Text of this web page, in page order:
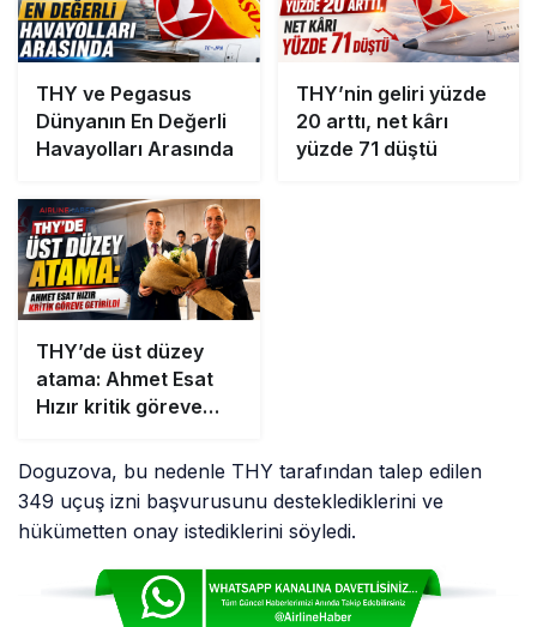
THY ve Pegasus
Dünyanın En Değerli
Havayolları Arasında
THY’nin geliri yüzde
20 arttı, net kârı
yüzde 71 düştü
THY’de üst düzey
atama: Ahmet Esat
Hızır kritik göreve
Doguzova, bu nedenle THY tarafından talep edilen
349 uçuş izni başvurusunu desteklediklerini ve
hükümetten onay istediklerini söyledi.